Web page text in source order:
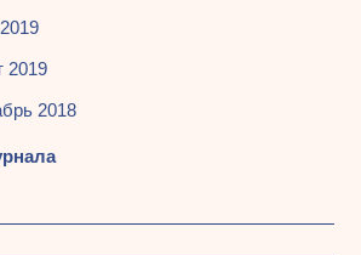
2019
2018